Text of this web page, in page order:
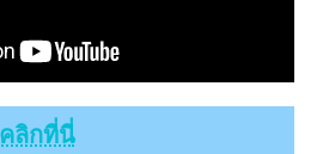
คลิกที่นี่